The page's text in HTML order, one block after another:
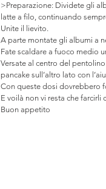
>Preparazione: Dividete gli
latte a filo, continuando
Unite il lievito.
A parte montate gli albumi a
Fate scaldare a fuoco medio
Versate al centro del
pancake sull’altro lato con
Con queste dosi dovrebbero
E voilà non vi resta che
Buon appetito